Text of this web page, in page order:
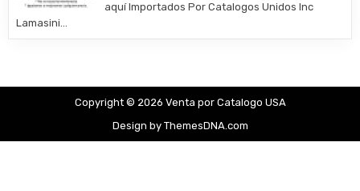
aquí Importados Por Catalogos Unidos Inc
Lamasini…
Copyright © 2026 Venta por Catalogo USA
Design by ThemesDNA.com